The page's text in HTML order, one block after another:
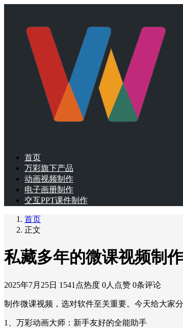
首页
万彩旗下产品
动画视频制作
电子画册制作
交互PPT课件制作
首页
正文
私藏多年的微课视频制
2025年7月25日 1541点热度 0人点赞 0条评论
制作微课视频，选对软件至关重要。今天给大家
1、万彩动画大师：新手友好的全能助手